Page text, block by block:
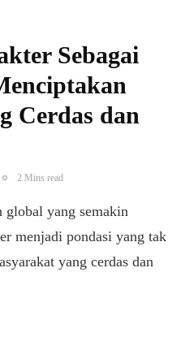
Sebagai
Cerdas dan
2 Mins read
global yang semakin
menjadi pondasi yang tak
yang cerdas dan